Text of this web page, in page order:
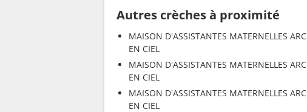
Autres crèches à proximité
MAISON D'ASSISTANTES MATERNELLES ARC
EN CIEL
MAISON D'ASSISTANTES MATERNELLES ARC
EN CIEL
MAISON D'ASSISTANTES MATERNELLES ARC
EN CIEL